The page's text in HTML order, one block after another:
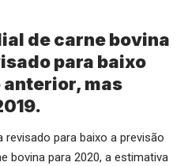
de carne bovina
para baixo
mas
revisado para baixo a previsão
bovina para 2020, a estimativa